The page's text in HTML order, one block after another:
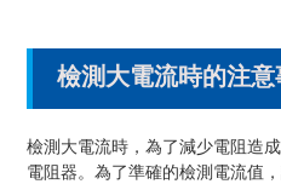
檢測大電流時的注
檢測大電流時，為了減少電阻造
電阻器。為了準確的檢測電流值